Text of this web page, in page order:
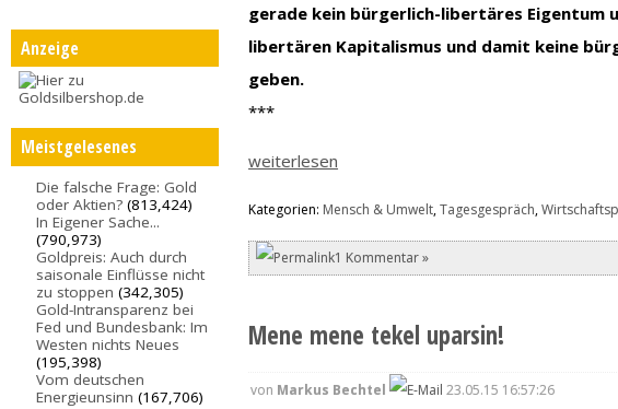
Anzeige
Meistgelesenes
Die falsche Frage: Gold
oder Aktien? (813,424)
In Eigener Sache...
(790,973)
Goldpreis: Auch durch
saisonale Einflüsse nicht
zu stoppen (342,305)
Gold-Intransparenz bei
Fed und Bundesbank: Im
Westen nichts Neues
(195,398)
Vom deutschen
Energieunsinn (167,706)
gerade kein bürgerlich-libertäres Eigentum
libertären Kapitalismus und damit keine
geben.
***
weiterlesen
Kategorien: Mensch & Umwelt,Tagesgespräch,
1 Kommentar »
Mene mene tekel uparsin!
von Markus Bechtel 23.05.15 16:57:26